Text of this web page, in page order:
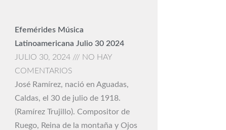
Efemérides Música
Latinoamericana Julio 30 2024
JULIO 30, 2024
NO HAY
COMENTARIOS
José Ramírez, nació en Aguadas,
Caldas, el 30 de julio de 1918.
(Ramírez Trujillo). Compositor de
Ruego, Reina de la montaña y Ojos